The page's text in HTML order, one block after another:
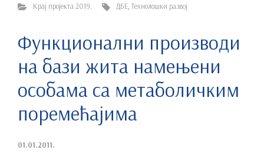
Крај пројекта 2019. ДБЕ ,Технолошки развој
Функционални производи
на бази жита намењени
особама са метаболичким
поремећајима
01.01.2011.